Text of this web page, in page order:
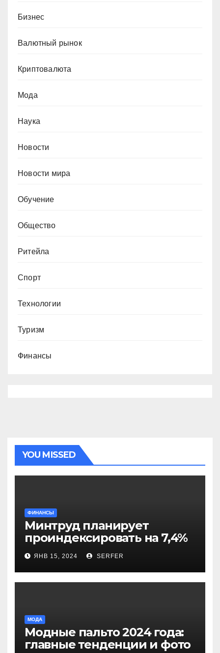
Бизнес
Валютный рынок
Криптовалюта
Мода
Наука
Новости
Новости мира
Обучение
Общество
Ритейла
Спорт
Технологии
Туризм
Финансы
YOU MISSED
ФИНАНСЫ
Минтруд планирует
проиндексировать на 7,4%
более 40 выплат и
компенсаций
ЯНВ 15, 2024 SERFER
МОДА
Модные пальто 2024 года:
главные тенденции и фото